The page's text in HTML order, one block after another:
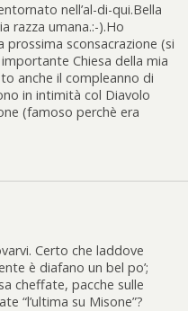
nell’al-di-qui.Bella
razza umana.:-).Ho
sconsacrazione (si
Chiesa della mia
anche il compleanno di
in intimità col Diavolo
(famoso perchè era
Certo che laddove
è diafano un bel po’;
cheffate, pacche sulle
“l’ultima su Misone”?